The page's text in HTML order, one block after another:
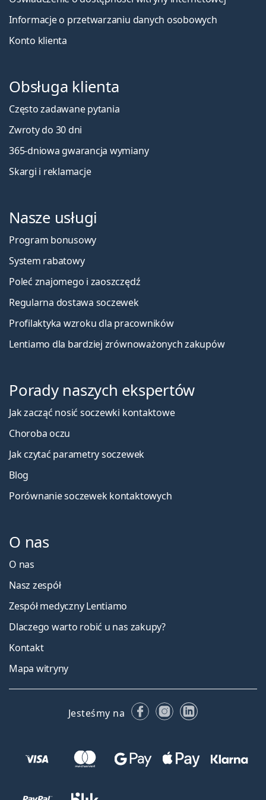
Informacje o przetwarzaniu danych osobowych
Konto klienta
Obsługa klienta
Często zadawane pytania
Zwroty do 30 dni
365-dniowa gwarancja wymiany
Skargi i reklamacje
Nasze usługi
Program bonusowy
System rabatowy
Poleć znajomego i zaoszczędź
Regularna dostawa soczewek
Profilaktyka wzroku dla pracowników
Lentiamo dla bardziej zrównoważonych zakupów
Porady naszych ekspertów
Jak zacząć nosić soczewki kontaktowe
Choroba oczu
Jak czytać parametry soczewek
Blog
Porównanie soczewek kontaktowych
O nas
O nas
Nasz zespół
Zespół medyczny Lentiamo
Dlaczego warto robić u nas zakupy?
Kontakt
Mapa witryny
Jesteśmy na FacebookuInstagramie
LinkedIn